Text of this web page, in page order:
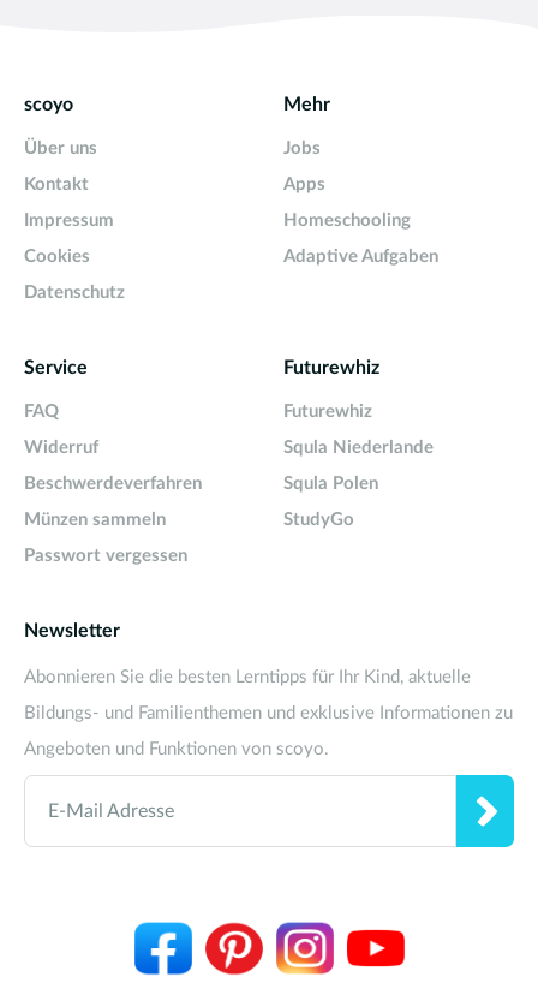
scoyo
Über uns
Kontakt
Impressum
Cookies
Datenschutz
Mehr
Jobs
Apps
Homeschooling
Adaptive Aufgaben
Service
FAQ
Widerruf
Beschwerdeverfahren
Münzen sammeln
Passwort vergessen
Futurewhiz
Futurewhiz
Squla Niederlande
Squla Polen
StudyGo
Newsletter
Abonnieren Sie die besten Lerntipps für Ihr Kind, aktuelle
Bildungs- und Familienthemen und exklusive Informationen zu
Angeboten und Funktionen von scoyo.
E-Mail Adresse